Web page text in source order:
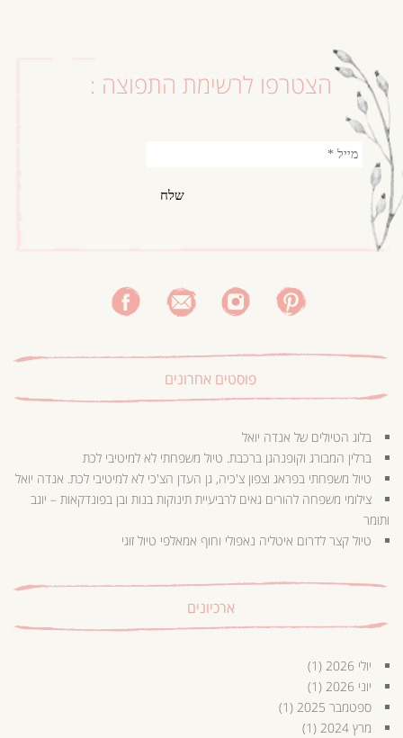
הצטרפו לרשימת התפוצה :
פוסטים אחרונים
בלוג הטיולים של אנדה יואל
ברלין המבורג וקופנהגן ברכבת. טיול משפחתי לא למיטיבי לכת
טיול משפחתי בפראג וצפון צ'כיה, גן העדן הצ'כי לא למיטיבי לכת. אנדה יואל
צילומי משפחה להורים גאים לרביעיית תינוקות בנות ובן בפונדקאות – יוגב
ותומר
טיול קצר לדרום איטליה נאפולי וחוף אמאלפי טיול זוגי
ארכיונים
יולי 2026
(1)
יוני 2026
(1)
ספטמבר 2025
(1)
מרץ 2024
(1)